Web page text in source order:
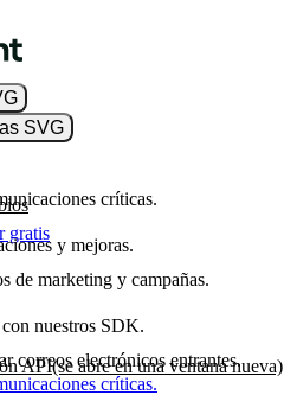
SVG
críticas.
de marketing y campañas.
correos electrónicos entrantes.
y mejoras.
nuestros SDK.
API(se abre en una ventana nueva)
gratis
críticas.